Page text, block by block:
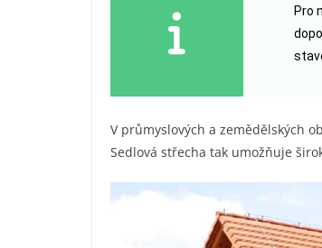
Pro
V průmyslových a zemědělských
Sedlová střecha tak umožňuje